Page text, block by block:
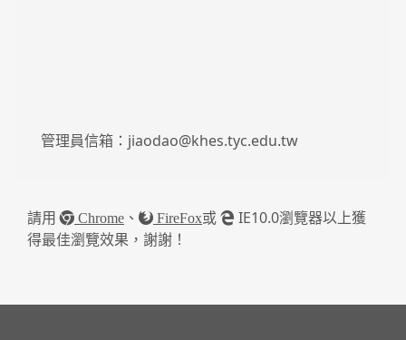
管理員信箱：jiaodao@khes.tyc.edu.tw
請用 Chrome 、 FireFox或
IE10.0瀏覽器以上獲
得最佳瀏覽效果，謝謝！